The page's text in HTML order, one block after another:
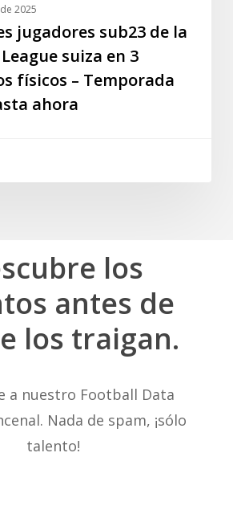
2025
jugadores sub23 de la
suiza en 3
físicos – Temporada
ahora
los
antes de
los traigan.
a nuestro Football Data
Nada de spam, ¡sólo
talento!